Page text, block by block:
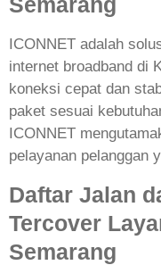
ICONNET adalah
internet broadband di
koneksi cepat dan
paket sesuai
ICONNET
pelayanan pelanggan
Daftar Jalan
Tercover
Semarang